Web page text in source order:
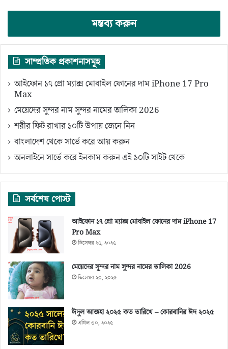
মন্তব্য করুন
সাম্প্রতিক প্রকাশনাসমূহ
আইফোন ১৭ প্রো ম্যাক্স মোবাইল ফোনের দাম iPhone 17 Pro
Max
মেয়েদের সুন্দর নাম সুন্দর নামের তালিকা 2026
শরীর ফিট রাখার ১০টি উপায় জেনে নিন
বাংলাদেশ থেকে সার্ভে করে আয় করুন
অনলাইনে সার্ভে করে ইনকাম করুন এই ১০টি সাইট থেকে
সর্বশেষ পোস্ট
আইফোন ১৭ প্রো ম্যাক্স মোবাইল ফোনের দাম iPhone 17
Pro Max
ডিসেম্বর ২৫, ২০২৫
মেয়েদের সুন্দর নাম সুন্দর নামের তালিকা 2026
ডিসেম্বর ২৩, ২০২৫
ঈদুল আজহা ২০২৫ কত তারিখে – কোরবানির ঈদ ২০২৫
এপ্রিল ৩০, ২০২৫